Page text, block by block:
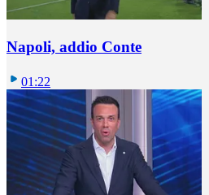
Napoli, addio Conte
01:22